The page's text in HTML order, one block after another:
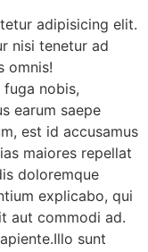
adipisicing elit.
nisi tenetur ad
omnis!
nobis,
earum saepe
est id accusamus
maiores repellat
doloremque
explicabo, qui
aut commodi ad.
sunt